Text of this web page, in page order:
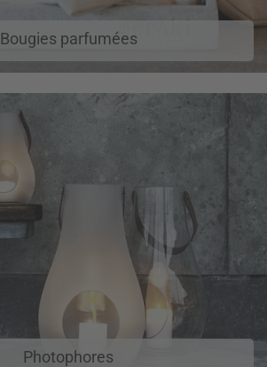
Bougies parfumées
Photophores